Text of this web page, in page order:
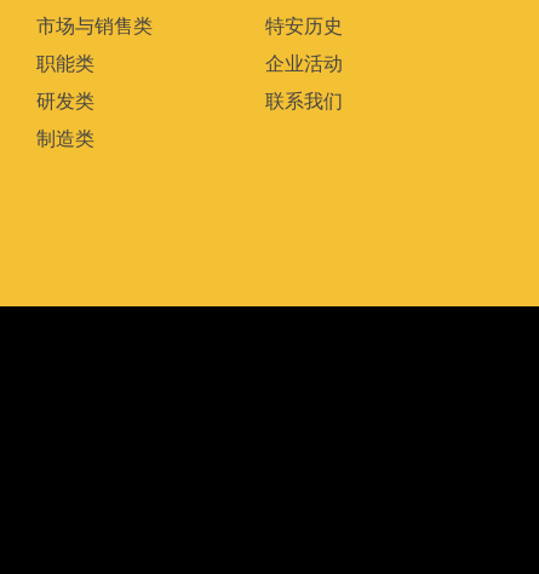
市场与销售类
职能类
研发类
制造类
特安历史
企业活动
联系我们